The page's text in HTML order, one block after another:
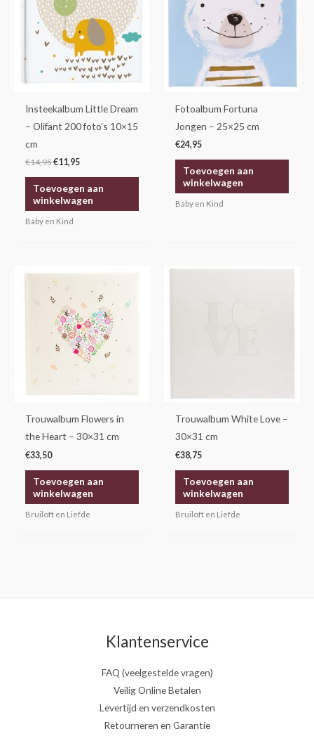
Insteekalbum Little Dream
– Olifant 200 foto’s 10×15
cm
€14,95€11,95
Toevoegen aan
winkelwagen
Baby en Kind
Fotoalbum Fortuna
Jongen – 25×25 cm
€24,95
Toevoegen aan
winkelwagen
Baby en Kind
Trouwalbum Flowers in
the Heart – 30×31 cm
€33,50
Toevoegen aan
winkelwagen
Bruiloft en Liefde
Trouwalbum White Love –
30×31 cm
€38,75
Toevoegen aan
winkelwagen
Bruiloft en Liefde
Klantenservice
FAQ (veelgestelde vragen)
Veilig Online Betalen
Levertijd en verzendkosten
Retourneren en Garantie